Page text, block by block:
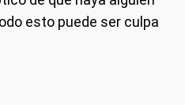
esto puede ser culpa